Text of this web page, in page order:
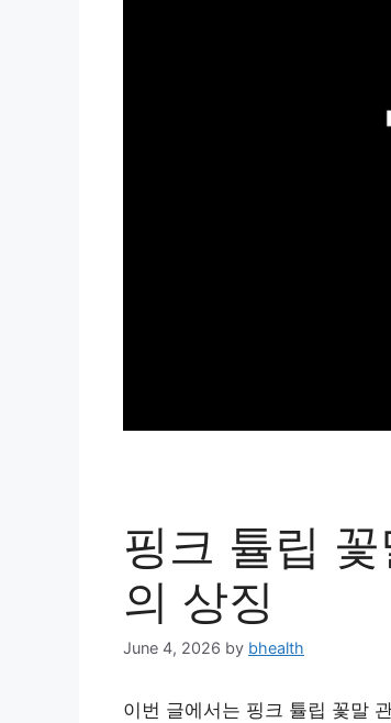
핑크 튤립
의 상징
June 4, 2026 by bhealth
이번 글에서는 핑크 튤립 꽃말